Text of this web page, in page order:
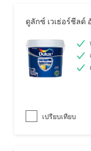
ดูลักซ์ เวเธ่อร์ชีลด์
เปรียบเทียบ